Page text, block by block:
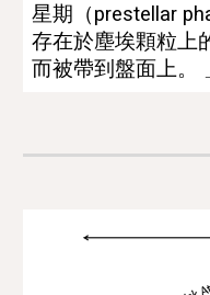
星期（prestellar
存在於塵埃顆粒上
而被帶到盤面上。